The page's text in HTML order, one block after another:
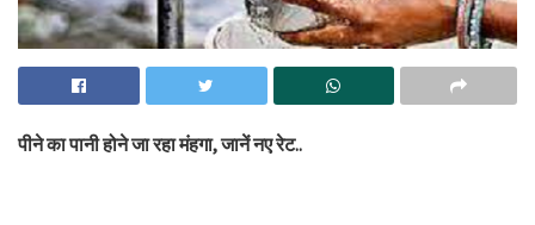
पीने का पानी होने जा रहा मंहगा, जानें नए रेट..